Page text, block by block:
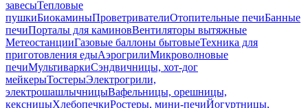
завесыТепловые
пушкиБиокаминыПроветривателиОтопительные печиБанные
печиПорталы для каминовВентиляторы вытяжные
МетеостанцииГазовые баллоны бытовыеТехника для
приготовления едыАэрогрилиМикроволновые
печиМультиваркиСэндвичницы, хот-дог
мейкерыТостерыЭлектрогрили,
электрошашлычницыВафельницы, орешницы,
кексницыХлебопечкиРостеры, мини-печиЙогуртницы,